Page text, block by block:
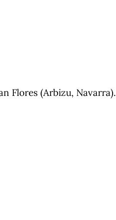
Flores (Arbizu, Navarra).